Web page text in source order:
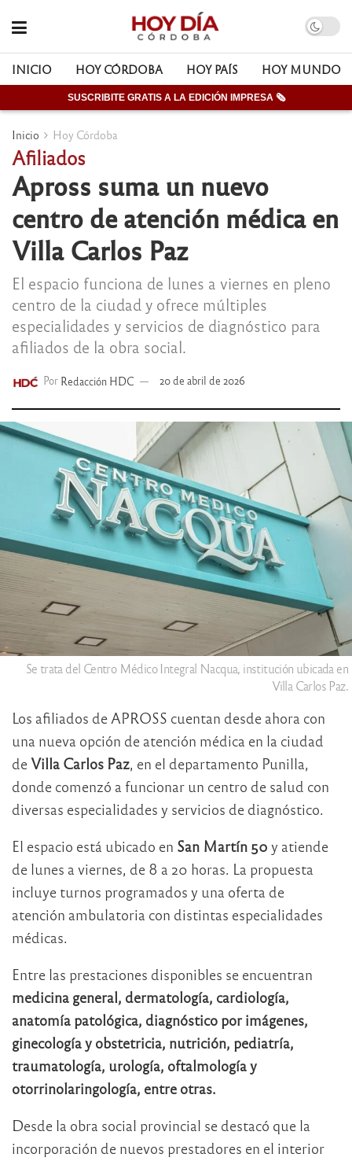
INICIO HOY CÓRDOBA HOY PAÍS HOY MUNDO
SUSCRIBITE GRATIS A LA EDICIÓN IMPRESA 🗞
Inicio Hoy Córdoba
Afiliados
Apross suma un nuevo
centro de atención médica en
Villa Carlos Paz
El espacio funciona de lunes a viernes en pleno
centro de la ciudad y ofrece múltiples
especialidades y servicios de diagnóstico para
afiliados de la obra social.
Por Redacción HDC 20 de abril de 2026
Se trata del Centro Médico Integral Nacqua, institución ubicada en
Villa Carlos Paz.
Los afiliados de APROSS cuentan desde ahora con
una nueva opción de atención médica en la ciudad
deVilla Carlos Paz, en el departamento Punilla,
donde comenzó a funcionar un centro de salud con
diversas especialidades y servicios de diagnóstico.
El espacio está ubicado en San Martín 50 y atiende
de lunes a viernes, de 8 a 20 horas. La propuesta
incluye turnos programados y una oferta de
atención ambulatoria con distintas especialidades
médicas.
Entre las prestaciones disponibles se encuentran
medicina general, dermatología, cardiología,
anatomía patológica, diagnóstico por imágenes,
ginecología y obstetricia, nutrición, pediatría,
traumatología, urología, oftalmología y
otorrinolaringología, entre otras.
Desde la obra social provincial se destacó que la
incorporación de nuevos prestadores en el interior